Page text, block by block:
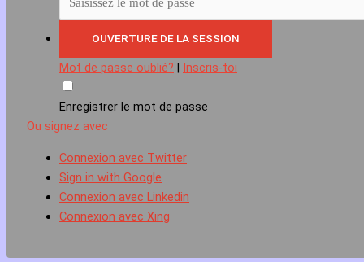
Mot de passe oublié? | Inscris-toi
Enregistrer le mot de passe
Ou signez avec
Connexion avec Twitter
Sign in with Google
Connexion avec Linkedin
Connexion avec Xing